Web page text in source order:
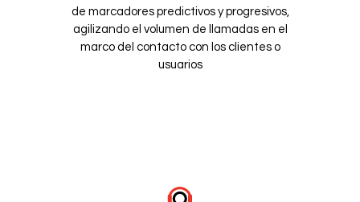
de marcadores predictivos y progresivos,
agilizando el volumen de llamadas en el
marco del contacto con los clientes o
usuarios